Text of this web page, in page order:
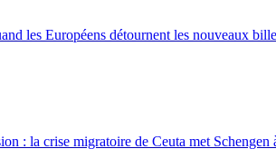
les Européens détournent les nouveaux
: la crise migratoire de Ceuta met Schengen